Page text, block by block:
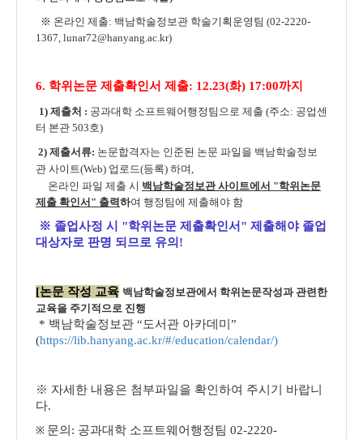
※ 온라인 제출: 백남학술정보관 학술기획운영팀 (02-2220-
1367, lunar72@hanyang.ac.kr)
6. 학위논문 제출확인서 제출: 12.23(화) 17:00까지
1) 제출처 : 공과대학 소프트웨어행정팀으로 제출 (주소: 공업센
터 본관 503호)
2) 제출서류: 논문합격자는 인준된 논문 파일을 백남학술정보
관 사이트(Web) 업로드(등록) 하며,
온라인 파일 제출 시 백남학술정보관 사이트에서 "학위논문
제출 확인서" 출력 하여 행정팀에 제출해야 함
※ 졸업사정 시 "학위논문 제출확인서" 제출해야 졸업
대상자로 판명 되므로 유의!
[논문 작성 교육 백남학술정보관에서 학위논문작성과 관련한
교육을 주기적으로 진행
* 백남학술정보관 “도서관 아카데미”
(https://lib.hanyang.ac.kr/#/education/calendar/)
※ 자세한 내용은 첨부파일을 확인하여 주시기 바랍니
다.
※ 문의 : 공과대학 소프트웨어행정팀 02-2220-